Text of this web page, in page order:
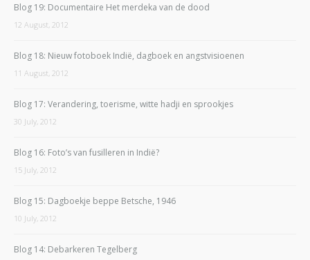
Blog 19: Documentaire Het merdeka van de dood
12 August, 2012
Blog 18: Nieuw fotoboek Indië, dagboek en angstvisioenen
11 August, 2012
Blog 17: Verandering, toerisme, witte hadji en sprookjes
30 July, 2012
Blog 16: Foto’s van fusilleren in Indië?
15 July, 2012
Blog 15: Dagboekje beppe Betsche, 1946
10 July, 2012
Blog 14: Debarkeren Tegelberg